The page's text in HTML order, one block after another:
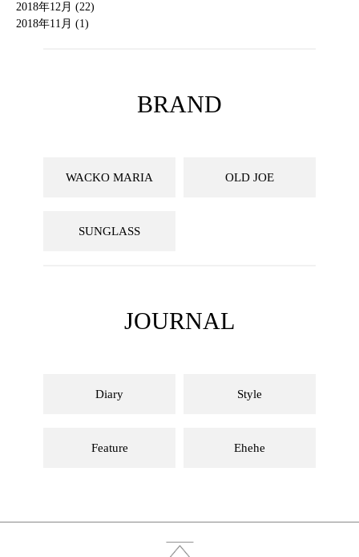
2018年12月 (22)
2018年11月 (1)
BRAND
WACKO MARIA OLD JOE
SUNGLASS
JOURNAL
Diary Style
Feature Ehehe